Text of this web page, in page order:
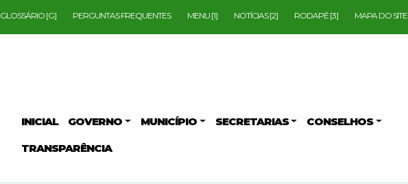
GLOSSÁRIO [G] PERGUNTAS FREQUENTES MENU [1] NOTÍCIAS [2] RODAPÉ [3] MAPA DO SITE
INICIAL GOVERNO MUNICÍPIO SECRETARIAS CONSELHOS
TRANSPARÊNCIA